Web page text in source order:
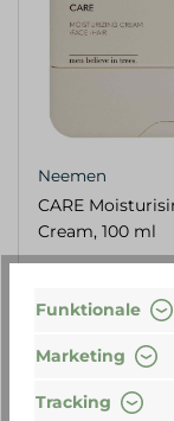
Neemen
CARE
Cream, 100 ml
390,00 €* / 1 Liter
Funktionale
Marketing
Tracking